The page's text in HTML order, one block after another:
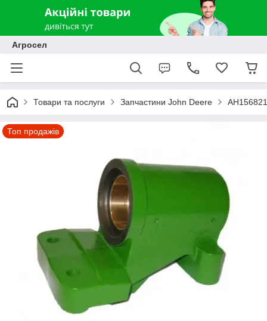
Агросел
Товари та послуги Запчастини John Deere
Топ продажів